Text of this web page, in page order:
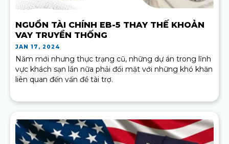
NGUỒN TÀI CHÍNH EB-5 THAY THẾ KHOẢN
VAY TRUYỀN THỐNG
JAN 17, 2024
Năm mới nhưng thực trạng cũ, những dự án trong lĩnh
vực khách sạn lần nữa phải đối mặt với những khó khăn
liên quan đến vấn đề tài trợ.